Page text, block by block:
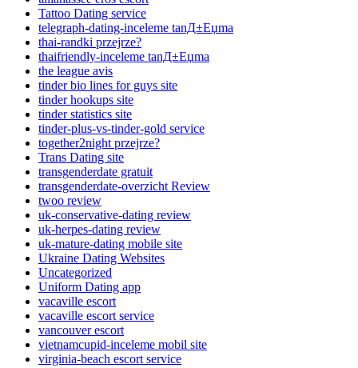
Tattoo Dating service
telegraph-dating-inceleme tanД±Еџma
thai-randki przejrze?
thaifriendly-inceleme tanД±Еџma
the league avis
tinder bio lines for guys site
tinder hookups site
tinder statistics site
tinder-plus-vs-tinder-gold service
together2night przejrze?
Trans Dating site
transgenderdate gratuit
transgenderdate-overzicht Review
twoo review
uk-conservative-dating review
uk-herpes-dating review
uk-mature-dating mobile site
Ukraine Dating Websites
Uncategorized
Uniform Dating app
vacaville escort
vacaville escort service
vancouver escort
vietnamcupid-inceleme mobil site
virginia-beach escort service